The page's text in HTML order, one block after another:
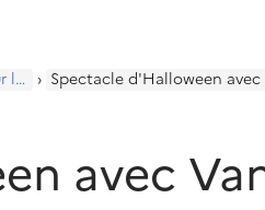
Programme pour les enfants › Spectacle d'Halloween avec
avec